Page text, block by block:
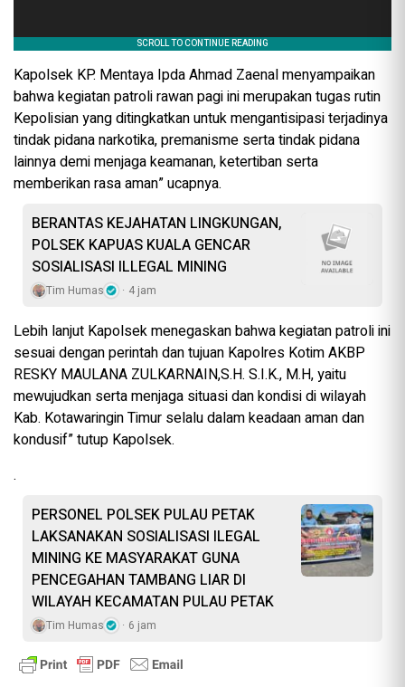
Kapolsek KP. Mentaya Ipda Ahmad Zaenal menyampaikan
bahwa kegiatan patroli rawan pagi ini merupakan tugas rutin
Kepolisian yang ditingkatkan untuk mengantisipasi terjadinya
tindak pidana narkotika, premanisme serta tindak pidana
lainnya demi menjaga keamanan, ketertiban serta
memberikan rasa aman” ucapnya.
BERANTAS KEJAHATAN LINGKUNGAN,
POLSEK KAPUAS KUALA GENCAR
SOSIALISASI ILLEGAL MINING
Tim Humas 4 jam
Lebih lanjut Kapolsek menegaskan bahwa kegiatan patroli ini
sesuai dengan perintah dan tujuan Kapolres Kotim AKBP
RESKY MAULANA ZULKARNAIN,S.H. S.I.K., M.H, yaitu
mewujudkan serta menjaga situasi dan kondisi di wilayah
Kab. Kotawaringin Timur selalu dalam keadaan aman dan
kondusif” tutup Kapolsek.
.
PERSONEL POLSEK PULAU PETAK
LAKSANAKAN SOSIALISASI ILEGAL
MINING KE MASYARAKAT GUNA
PENCEGAHAN TAMBANG LIAR DI
WILAYAH KECAMATAN PULAU PETAK
Tim Humas 6 jam